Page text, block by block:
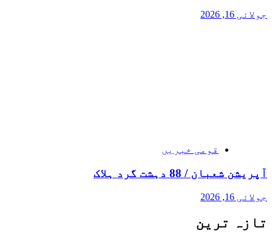
جولائی 16, 2026
قومی خبریں
آپریشن شعبان / 88 دہشت گرد ہلاک
جولائی 16, 2026
تازہ ترین